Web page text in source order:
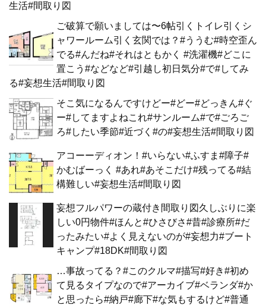
生活#間取り図
ご破算で願いましては〜6帖引くトイレ引くシ
ャワールーム引く玄関では？#ううむ#時空歪ん
でる#んだね#それはともかく #洗濯機#どこに
置こう#などなど#引越し初日気分#で#してみ
る#妄想生活#間取り図
そこ気になるんですけどー#どー#どっきん#ぐ
ー#してますよねこれ#サンルーム#で#ごろご
ろ#したい季節#近づく#の#妄想生活#間取り図
アコーーディオン！#いらない#ふすま#障子#
かむばーっく #あれ#あそこだけ#残ってる#結
構難しい#妄想生活#間取り図
妄想フルパワーの蔵付き間取り図久しぶりに楽
しい0円物件#ほんと#ひさびさ#昔#診療所#だ
ったみたい#よく見えないのが#妄想力#ブート
キャンプ#18DK#間取り図
…事故ってる？#このクルマ#描写#好き#初め
て見るタイプなので#アーカイブ#ベランダ#か
と思ったら#納戸#廊下#な気もするけど#普通